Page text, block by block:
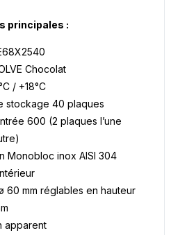
principales :
Chocolat
/ +18°C
stockage 40 plaques
600 (2 plaques l’une
Monobloc inox AISI 304
60 mm réglables en hauteur
apparent